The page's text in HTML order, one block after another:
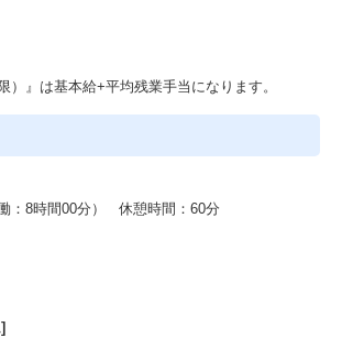
）』は基本給+平均残業手当になります。
：8時間00分） 休憩時間：60分